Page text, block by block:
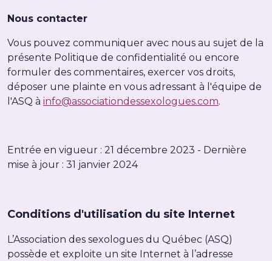
Nous contacter
Vous pouvez communiquer avec nous au sujet de la
présente Politique de confidentialité ou encore
formuler des commentaires, exercer vos droits,
déposer une plainte en vous adressant à l'équipe de
l'ASQ à info@associationdessexologues.com.
Entrée en vigueur : 21 décembre 2023 - Dernière
mise à jour : 31 janvier 2024
Conditions d'utilisation du site Internet
L’Association des sexologues du Québec (ASQ)
possède et exploite un site Internet à l’adresse